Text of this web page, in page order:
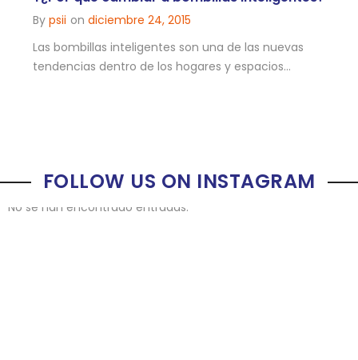
By psii on diciembre 24, 2015
Las bombillas inteligentes son una de las nuevas
tendencias dentro de los hogares y espacios...
FOLLOW US ON INSTAGRAM
No se han encontrado entradas.